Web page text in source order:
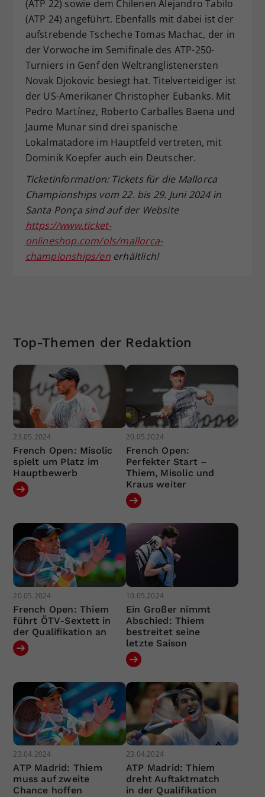
(ATP 22) sowie dem Chilenen Alejandro Tabilo
(ATP 24) angeführt. Ebenfalls mit dabei ist der
aufstrebende Tscheche Tomas Machac, der in
der Vorwoche im Semifinale des ATP-250-
Turniers in Genf den Weltranglistenersten
Novak Djokovic besiegt hat. Titelverteidiger ist
der US-Amerikaner Christopher Eubanks. Mit
Pedro Martínez, Roberto Carballes Baena und
Jaume Munar sind drei spanische
Lokalmatadore im Hauptfeld vertreten, mit
Dominik Koepfer auch ein Deutscher.
Ticketinformation: Tickets für die Mallorca
Championships vom 22. bis 29. Juni 2024 in
Santa Ponça sind auf der Website
https://www.ticket-
onlineshop.com/ols/mallorca-
championships/enerhältlich!
Top-Themen der Redaktion
23.05.2024
French Open: Misolic
spielt um Platz im
Hauptbewerb
20.05.2024
French Open:
Perfekter Start –
Thiem, Misolic und
Kraus weiter
20.05.2024
French Open: Thiem
führt ÖTV-Sextett in
der Qualifikation an
10.05.2024
Ein Großer nimmt
Abschied: Thiem
bestreitet seine
letzte Saison
23.04.2024
ATP Madrid: Thiem
muss auf zweite
Chance hoffen
23.04.2024
ATP Madrid: Thiem
dreht Auftaktmatch
in der Qualifikation